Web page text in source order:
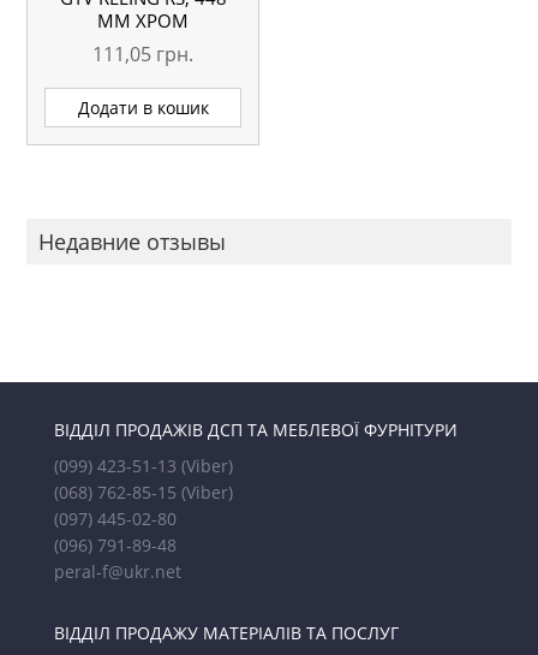
ММ ХРОМ
111,05 грн.
Додати в кошик
Недавние отзывы
ВІДДІЛ ПРОДАЖІВ ДСП ТА МЕБЛЕВОЇ ФУРНІТУРИ
(099) 423-51-13 (Viber)
(068) 762-85-15 (Viber)
(097) 445-02-80
(096) 791-89-48
peral-f@ukr.net
ВІДДІЛ ПРОДАЖУ МАТЕРІАЛІВ ТА ПОСЛУГ